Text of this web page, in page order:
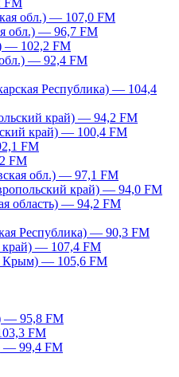
FM
обл.) — 107,0 FM
обл.) — 96,7 FM
— 102,2 FM
— 92,4 FM
Республика) — 104,4
край) — 94,2 FM
край) — 100,4 FM
FM
FM
обл.) — 97,1 FM
край) — 94,0 FM
область) — 94,2 FM
Республика) — 90,3 FM
край) — 107,4 FM
Крым) — 105,6 FM
— 95,8 FM
FM
— 99,4 FM